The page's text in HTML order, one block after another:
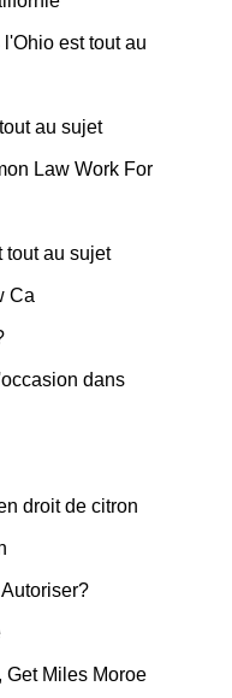
est tout au
au sujet
Law Work For
tout au sujet
Ca
dans
droit de citron
Get Miles Moroe